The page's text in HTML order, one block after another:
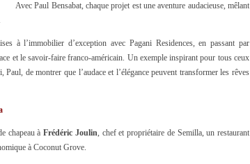
Avec Paul Bensabat, chaque projet est une aventure audacieuse, mêlant
à l’immobilier d’exception avec Pagani Residences, en passant par
et le savoir-faire franco-américain. Un exemple inspirant pour tous ceux
de montrer que l’audace et l’élégance peuvent transformer les rêves
chapeau à Frédéric Joulin, chef et propriétaire de Semilla, un restaurant
à Coconut Grove.